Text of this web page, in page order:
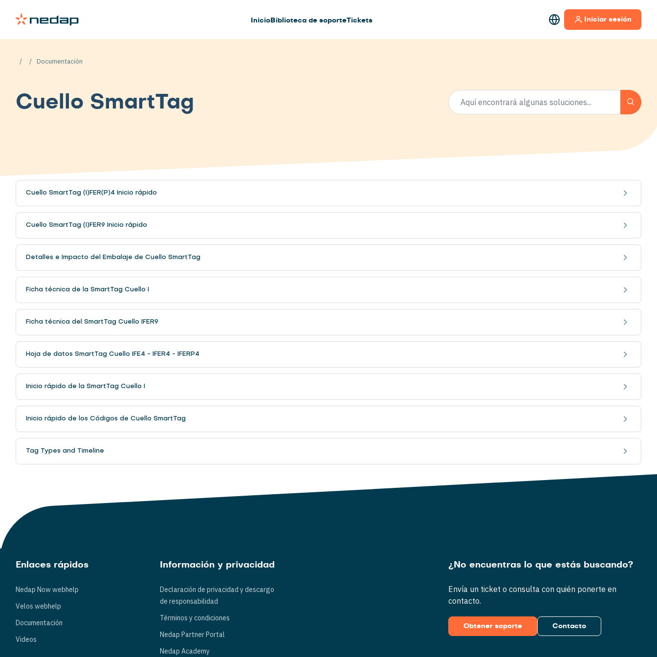
Inicio Biblioteca de soporteTickets Iniciar sesión
Documentación
Cuello SmartTag
Cuello SmartTag (I)FER(P)4 Inicio rápido
Cuello SmartTag (I)FER9 Inicio rápido
Detalles e Impacto del Embalaje de Cuello SmartTag
Ficha técnica de la SmartTag Cuello I
Ficha técnica del SmartTag Cuello IFER9
Hoja de datos SmartTag Cuello IFE4 - IFER4 - IFERP4
Inicio rápido de la SmartTag Cuello I
Inicio rápido de los Códigos de Cuello SmartTag
Tag Types and Timeline
Enlaces rápidos
Nedap Now webhelp
Velos webhelp
Documentación
Videos
Información y privacidad
Declaración de privacidad y descargo
de responsabilidad
Términos y condiciones
Nedap Partner Portal
Nedap Academy
¿No encuentras lo que estás buscando?
Envía un ticket o consulta con quién ponerte en
contacto.
Obtener soporte Contacto